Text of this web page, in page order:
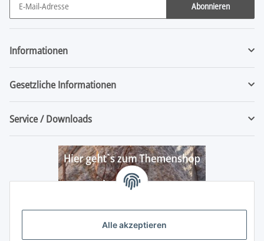
Alle akzeptieren
Abonnieren
Newsletter Abonnieren
Informationen
Gesetzliche Informationen
Service / Downloads